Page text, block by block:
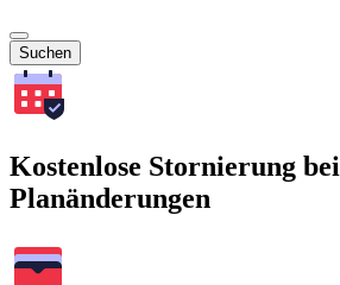
Suchen
Kostenlose Stornierung bei
Planänderungen